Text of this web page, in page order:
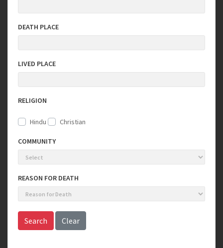
DEATH PLACE
LIVED PLACE
RELIGION
Hindu Christian
COMMUNITY
REASON FOR DEATH
Search Clear